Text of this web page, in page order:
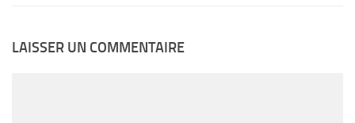
LAISSER UN COMMENTAIRE